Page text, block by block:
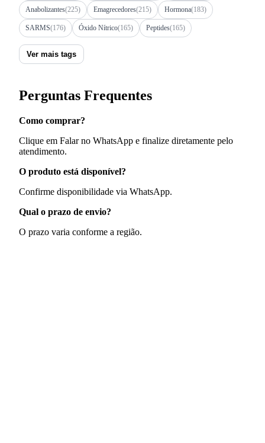
Anabolizantes(225) Emagrecedores(215) Hormona(183)
SARMS(176) Óxido Nítrico(165) Peptides(165)
Ver mais tags
Perguntas Frequentes
Como comprar?
Clique em Falar no WhatsApp e finalize diretamente pelo
atendimento.
O produto está disponível?
Confirme disponibilidade via WhatsApp.
Qual o prazo de envio?
O prazo varia conforme a região.